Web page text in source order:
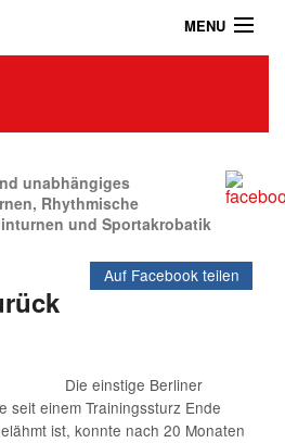
MENU
unabhängiges
Rhythmische
und Sportakrobatik
Auf Facebook teilen
Die einstige Berliner
seit einem Trainingssturz Ende
ist, konnte nach 20 Monaten